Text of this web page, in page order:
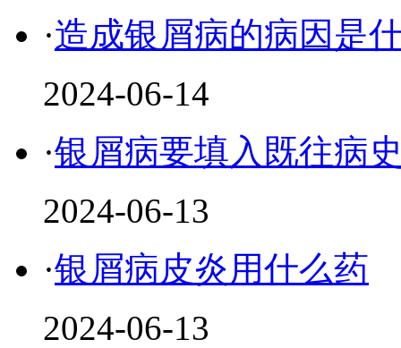
·造成银屑病的病因是
2024-06-14
·银屑病要填入既往病
2024-06-13
·银屑病皮炎用什么药
2024-06-13